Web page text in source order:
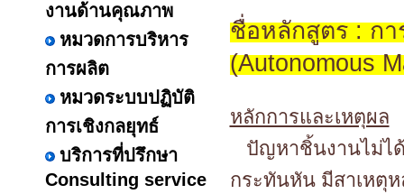
งานด้านคุณภาพ
หมวดการบริหาร
การผลิต
หมวดระบบปฏิบัติ
การเชิงกลยุทธ์
บริการที่ปรึกษา
Consulting service
ชื่อหลักสูตร : กา
(Autonomous
หลักการและเหตุผล
ปัญหาชิ้นงานไม่ไ
กระทันหัน มีสาเหตุห